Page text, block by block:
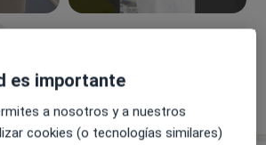
Mostrar más detallessobre la experiencia
es importante
a nosotros y a nuestros
cookies (o tecnologías similares)